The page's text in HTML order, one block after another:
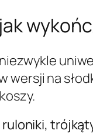
wersji na